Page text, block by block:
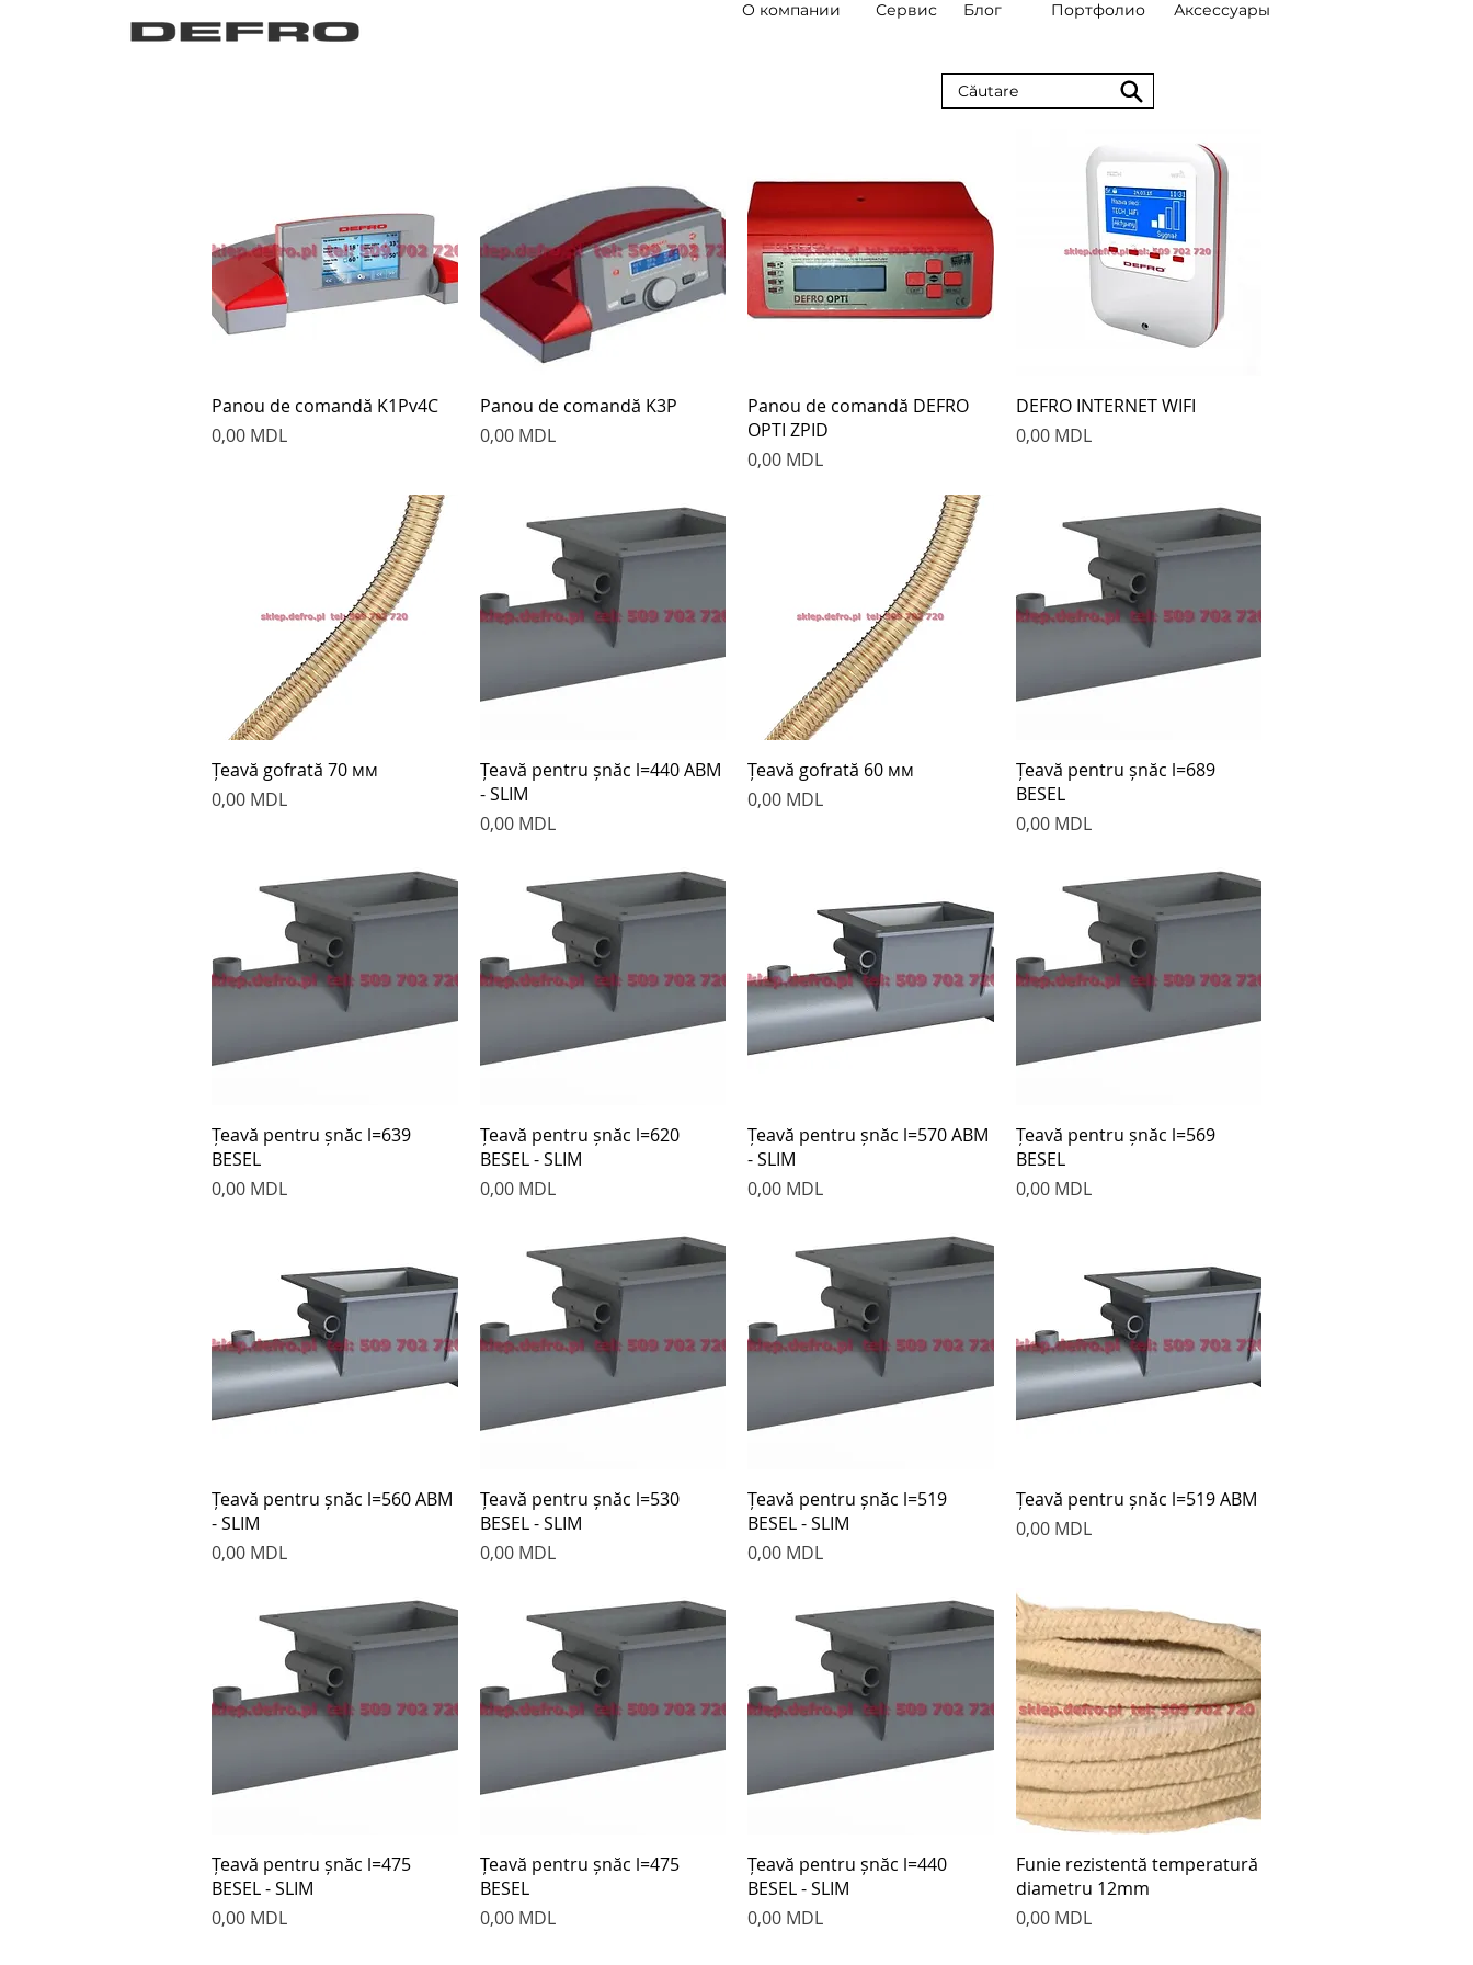
О компании Сервис Блог Портфолио Аксессуары
Быстрый просмотр
Panou de comandă K1Pv4C
Цена
0,00 MDL
Быстрый просмотр
Panou de comandă K3P
Цена
0,00 MDL
Быстрый просмотр
Panou de comandă DEFRO
OPTI ZPID
Цена
0,00 MDL
Быстрый просмотр
DEFRO INTERNET WIFI
Цена
0,00 MDL
Быстрый просмотр
Țeavă gofrată 70 мм
Цена
0,00 MDL
Быстрый просмотр
Țeavă pentru șnăc l=440 ABM
- SLIM
Цена
0,00 MDL
Быстрый просмотр
Țeavă gofrată 60 мм
Цена
0,00 MDL
Быстрый просмотр
Țeavă pentru șnăc l=689
BESEL
Цена
0,00 MDL
Быстрый просмотр
Țeavă pentru șnăc l=639
BESEL
Цена
0,00 MDL
Быстрый просмотр
Țeavă pentru șnăc l=620
BESEL - SLIM
Цена
0,00 MDL
Быстрый просмотр
Țeavă pentru șnăc l=570 ABM
- SLIM
Цена
0,00 MDL
Быстрый просмотр
Țeavă pentru șnăc l=569
BESEL
Цена
0,00 MDL
Быстрый просмотр
Țeavă pentru șnăc l=560 ABM
- SLIM
Цена
0,00 MDL
Быстрый просмотр
Țeavă pentru șnăc l=530
BESEL - SLIM
Цена
0,00 MDL
Быстрый просмотр
Țeavă pentru șnăc l=519
BESEL - SLIM
Цена
0,00 MDL
Быстрый просмотр
Țeavă pentru șnăc l=519 ABM
Цена
0,00 MDL
Быстрый просмотр
Țeavă pentru șnăc l=475
BESEL - SLIM
Цена
0,00 MDL
Быстрый просмотр
Țeavă pentru șnăc l=475
BESEL
Цена
0,00 MDL
Быстрый просмотр
Țeavă pentru șnăc l=440
BESEL - SLIM
Цена
0,00 MDL
Быстрый просмотр
Funie rezistentă temperatură
diametru 12mm
Цена
0,00 MDL